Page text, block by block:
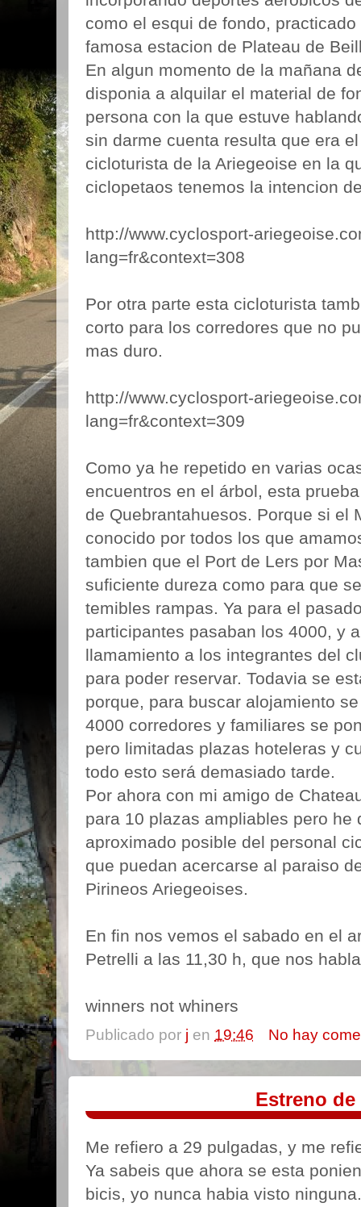
como el esqui de fondo,
famosa estacion de Plateau de
En algun momento de la mañana
disponia a alquilar el material de
persona con la que estuve
sin darme cuenta resulta que era
cicloturista de la Ariegeoise en la
ciclopetaos tenemos la intencion
http://www.cyclosport-
lang=fr&context=308
Por otra parte esta cicloturista
corto para los corredores que no
mas duro.
http://www.cyclosport-
lang=fr&context=309
Como ya he repetido en varias
encuentros en el árbol, esta
de Quebrantahuesos. Porque si el
conocido por todos los que
tambien que el Port de Lers por
suficiente dureza como para que
temibles rampas. Ya para el
participantes pasaban los 4000, y
llamamiento a los integrantes del
para poder reservar. Todavia se
porque, para buscar alojamiento
4000 corredores y familiares se
pero limitadas plazas hoteleras y
todo esto será demasiado tarde.
Por ahora con mi amigo de
para 10 plazas ampliables pero he
aproximado posible del personal
que puedan acercarse al paraiso
Pirineos Ariegeoises.
En fin nos vemos el sabado en el
Petrelli a las 11,30 h, que nos
winners not whiners
Publicado por j en 19:46 No hay
Estreno de
Me refiero a 29 pulgadas, y me
Ya sabeis que ahora se esta
bicis, yo nunca habia visto